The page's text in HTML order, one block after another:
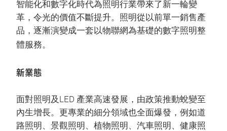
智能化和數字化時代為照明行業帶來了新一輪變
革，令光的價值不斷提升。照明從以前單一銷售產
品，逐漸演變成一套以物聯網為基礎的數字照明整
體服務。
新業態
面對照明及LED 產業高速發展，由政策推動蛻變至
內生增長。更專業的細分領域也全面爆發，例如道
路照明、景觀照明、植物照明、汽車照明、健康照